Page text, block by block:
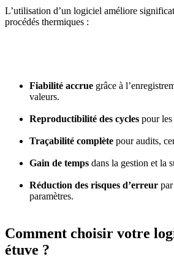
L’utilisation d’un logiciel améliore
procédés thermiques :
Fiabilité accrue grâce à
valeurs.
Reproductibilité des cycles pour les
Traçabilité complète pour audits,
Gain de temps dans la gestion et la
Réduction des risques d’erreur
paramètres.
Comment choisir votre
étuve ?